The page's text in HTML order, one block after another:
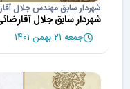
شهردار سابق مهندس جلال
شهردار سابق جلال
جمعه 21 بهمن 1401